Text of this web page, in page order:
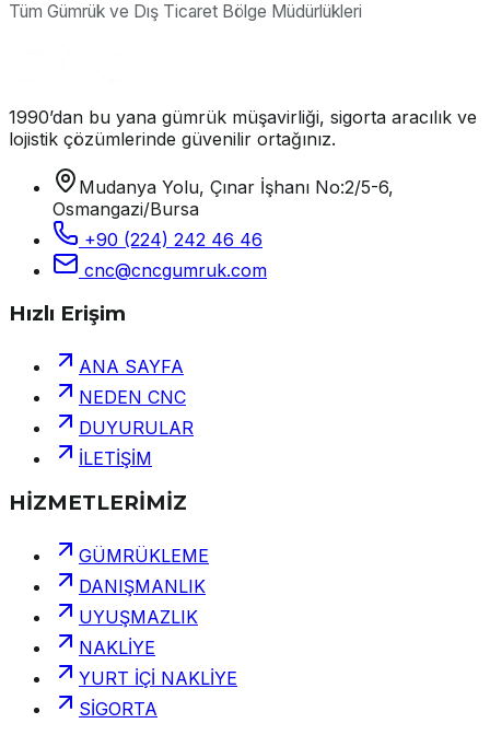
Tüm Gümrük ve Dış Ticaret Bölge Müdürlükleri
1990’dan bu yana gümrük müşavirliği, sigorta aracılık ve
lojistik çözümlerinde güvenilir ortağınız.
Mudanya Yolu, Çınar İşhanı No:2/5-6,
Osmangazi/Bursa
+90 (224) 242 46 46
cnc@cncgumruk.com
Hızlı Erişim
ANA SAYFA
NEDEN CNC
DUYURULAR
İLETİŞİM
HİZMETLERİMİZ
GÜMRÜKLEME
DANIŞMANLIK
UYUŞMAZLIK
NAKLİYE
YURT İÇİ NAKLİYE
SİGORTA